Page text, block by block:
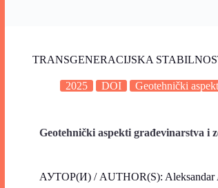
TRANSGENERACIJSKA
2025 DOI Geotehnički
Geotehnički aspekti građevinarstva i
АУТОР(И) / AUTHOR(S): Aleksandar